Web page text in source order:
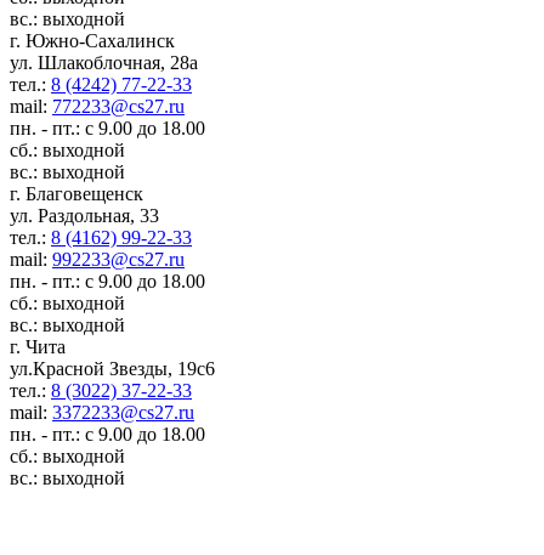
вс.: выходной
г. Южно-Сахалинск
ул. Шлакоблочная, 28а
тел.: 8 (4242) 77-22-33
mail: 772233@cs27.ru
пн. - пт.: с 9.00 до 18.00
сб.: выходной
вс.: выходной
г. Благовещенск
ул. Раздольная, 33
тел.: 8 (4162) 99-22-33
mail: 992233@cs27.ru
пн. - пт.: с 9.00 до 18.00
сб.: выходной
вс.: выходной
г. Чита
ул.Красной Звезды, 19с6
тел.: 8 (3022) 37-22-33
mail: 3372233@cs27.ru
пн. - пт.: с 9.00 до 18.00
сб.: выходной
вс.: выходной